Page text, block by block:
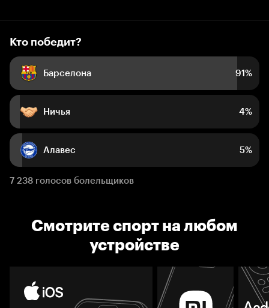
Кто победит?
Барселона 91%
Ничья 4%
Алавес 5%
7 238 голосов болельщиков
Смотрите спорт на любом
устройстве